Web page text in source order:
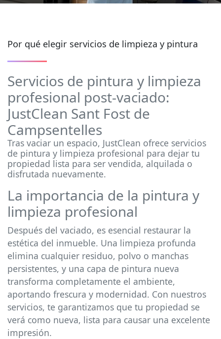
Por qué elegir servicios de limpieza y pintura
Servicios de pintura y limpieza
profesional post-vaciado:
JustClean Sant Fost de
Campsentelles
Tras vaciar un espacio, JustClean ofrece servicios
de pintura y limpieza profesional para dejar tu
propiedad lista para ser vendida, alquilada o
disfrutada nuevamente.
La importancia de la pintura y
limpieza profesional
Después del vaciado, es esencial restaurar la
estética del inmueble. Una limpieza profunda
elimina cualquier residuo, polvo o manchas
persistentes, y una capa de pintura nueva
transforma completamente el ambiente,
aportando frescura y modernidad. Con nuestros
servicios, te garantizamos que tu propiedad se
verá como nueva, lista para causar una excelente
impresión.